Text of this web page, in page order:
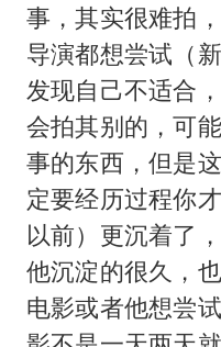
事，其实很难拍
导演都想尝试（
发现自己不适合
会拍其别的，可
事的东西，但是
定要经历过程你
以前）更沉着了
他沉淀的很久，
电影或者他想尝